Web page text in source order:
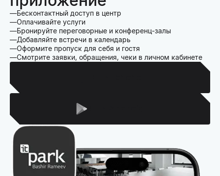
Бесконтактный доступ в центр
Оплачивайте услуги
Бронируйте переговорные и конференц-залы
Добавляйте встречи в календарь
Оформите пропуск для себя и гостя
Смотрите заявки, обращения, чеки в личном кабинете